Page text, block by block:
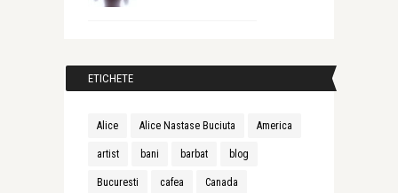
ETICHETE
Alice Alice Nastase Buciuta America
artist bani barbat blog
Bucuresti cafea Canada